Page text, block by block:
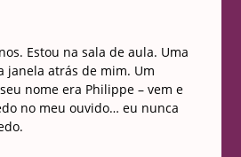
Estou na sala de aula. Uma
janela atrás de mim. Um
nome era Philippe – vem e
no meu ouvido… eu nunca